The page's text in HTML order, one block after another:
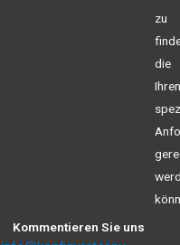
zu
die
Ihren
Kommentieren Sie uns